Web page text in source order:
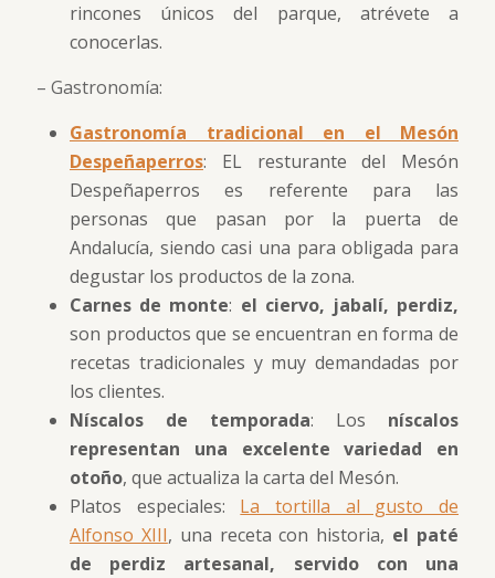
rincones únicos del parque, atrévete a
conocerlas.
– Gastronomía:
Gastronomía tradicional en el Mesón
Despeñaperros: EL resturante del Mesón
Despeñaperros es referente para las
personas que pasan por la puerta de
Andalucía, siendo casi una para obligada para
degustar los productos de la zona.
Carnes de monte: el ciervo, jabalí, perdiz,
son productos que se encuentran en forma de
recetas tradicionales y muy demandadas por
los clientes.
Níscalos de temporada: Los níscalos
representan una excelente variedad en
otoño, que actualiza la carta del Mesón.
Platos especiales: La tortilla al gusto de
Alfonso XIII, una receta con historia, el paté
de perdiz artesanal, servido con una